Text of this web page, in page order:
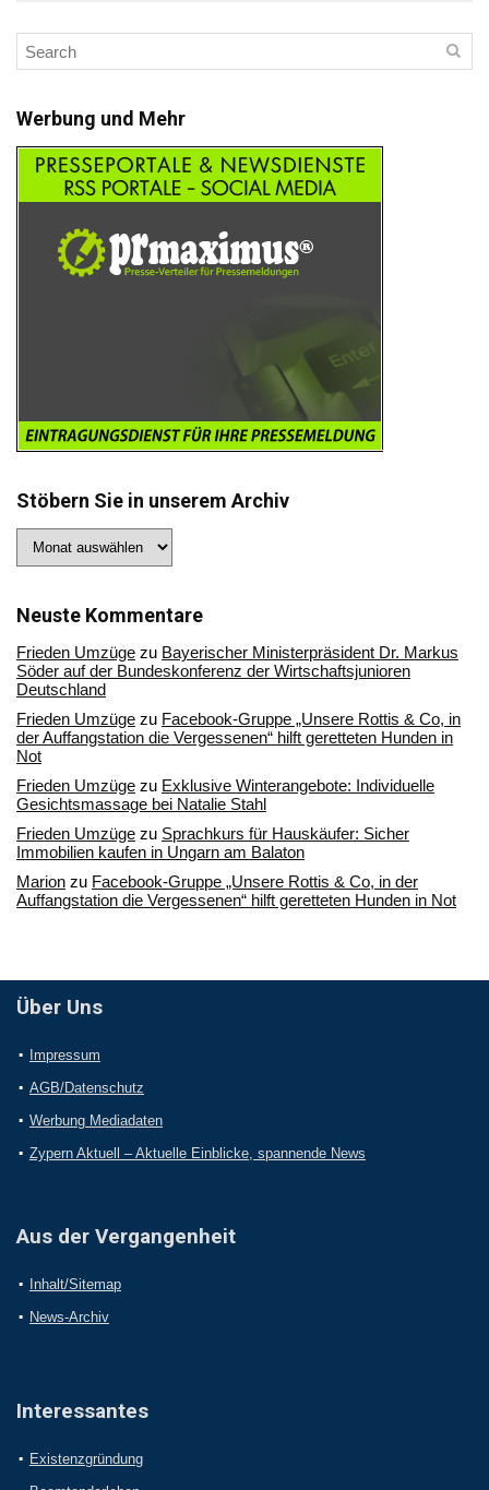
Werbung und Mehr
Stöbern Sie in unserem Archiv
Sie
Archiv
Neuste Kommentare
Frieden Umzüge zu Bayerischer Ministerpräsident Dr. Markus
Söder auf der Bundeskonferenz der Wirtschaftsjunioren
Deutschland
Frieden Umzüge zu Facebook-Gruppe „Unsere Rottis & Co, in
der Auffangstation die Vergessenen“ hilft geretteten Hunden in
Not
Frieden Umzüge zu Exklusive Winterangebote: Individuelle
Gesichtsmassage bei Natalie Stahl
Frieden Umzüge zu Sprachkurs für Hauskäufer: Sicher
Immobilien kaufen in Ungarn am Balaton
Marion zu Facebook-Gruppe „Unsere Rottis & Co, in der
Auffangstation die Vergessenen“ hilft geretteten Hunden in Not
Über Uns
Impressum
AGB/Datenschutz
Werbung Mediadaten
Zypern Aktuell – Aktuelle Einblicke, spannende News
Aus der Vergangenheit
Inhalt/Sitemap
News-Archiv
Interessantes
Existenzgründung